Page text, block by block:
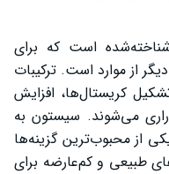
است که برای
از موارد است. ترکیبات
کریستال‌ها، افزایش
می‌شوند. سیستون به
یکی از محبوب‌ترین گزینه‌ها
طبیعی و کم‌عارضه برای